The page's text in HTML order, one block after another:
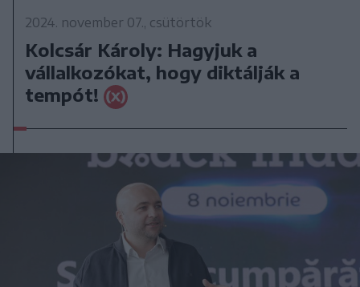
2024. november 07., csütörtök
Kolcsár Károly: Hagyjuk a
vállalkozókat, hogy diktálják a
tempót!